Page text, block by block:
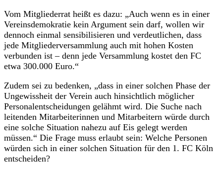
Vom Mitgliederrat heißt es dazu: „Auch wenn es in einer
Vereinsdemokratie kein Argument sein darf, wollen wir
dennoch einmal sensibilisieren und verdeutlichen, dass
jede Mitgliederversammlung auch mit hohen Kosten
verbunden ist – denn jede Versammlung kostet den FC
etwa 300.000 Euro.“
Zudem sei zu bedenken, „dass in einer solchen Phase der
Ungewissheit der Verein auch hinsichtlich möglicher
Personalentscheidungen gelähmt wird. Die Suche nach
leitenden Mitarbeiterinnen und Mitarbeitern würde durch
eine solche Situation nahezu auf Eis gelegt werden
müssen.“ Die Frage muss erlaubt sein: Welche Personen
würden sich in einer solchen Situation für den 1. FC Köln
entscheiden?